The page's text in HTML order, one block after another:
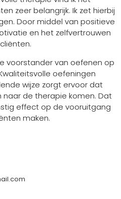
zeer belangrijk. Ik zet hierbij
Door middel van positieve
en het zelfvertrouwen
voorstander van oefenen op
oefeningen
wijze zorgt ervoor dat
de therapie komen. Dat
effect op de vooruitgang
maken.
Logo Lotte